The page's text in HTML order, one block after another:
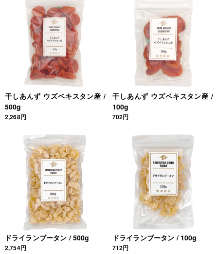
干しあんず ウズベキスタン産 /
500g
2,268円
干しあんず ウズベキスタン産 /
100g
702円
ドライランブータン / 500g
2,754円
ドライランブータン / 100g
712円